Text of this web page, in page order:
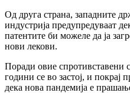
Од друга страна, западните
индустрија предупредуваат
патентите би можеле да ја
нови лекови.
Поради овие спротивставени
години се во застој, и покрај
дека нова пандемија е